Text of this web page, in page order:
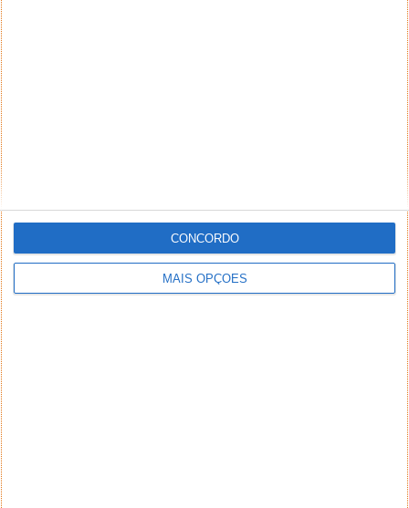
MAIS OPÇÕES
CONCORDO